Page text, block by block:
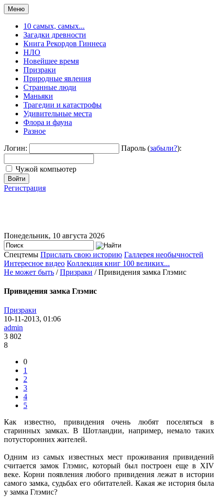
Меню
10 самых, самых...
Загадки древности
Книга Рекордов Гиннеса
НЛО
Новейшее время
Призраки
Природные явления
Странные люди
Маньяки
Трагедии и катастрофы
Удивительные места
Флора и фауна
Разное
Логин: Пароль (забыли?):
Чужой компьютер
Войти
Регистрация
Понедельник, 10 августа 2026
Спецтемы Прислать свою историю Галлерея необычностей
Интересное видео Коллекция книг 100 великих...
Не может быть /Призраки / Привидения замка Глэмис
Привидения замка Глэмис
Призраки
10-11-2013, 01:06
admin
3 802
8
0
1
2
3
4
5
Как известно, привидения очень любят поселяться в
старинных замках. В Шотландии, например, немало таких
потусторонних жителей.
Одним из самых известных мест проживания привидений
считается замок Глэмис, который был построен еще в XIV
веке. Корни появления любого привидения лежат в истории
самого замка, судьбах его обитателей. Какая же история была
у замка Глэмис?